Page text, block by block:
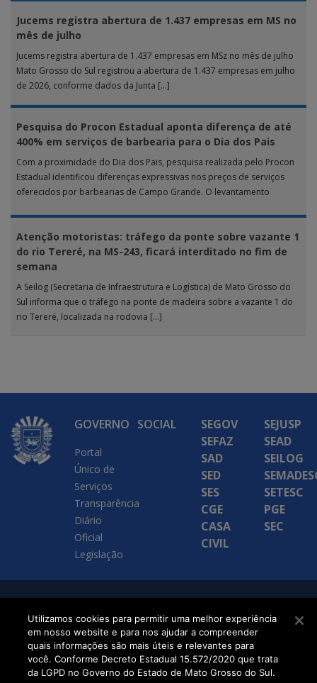
Jucems registra abertura de 1.437 empresas em MS no
mês de julho
Jucems registra abertura de 1.437 empresas em MSz no mês de julho
Mato Grosso do Sul registrou a abertura de 1.437 empresas em julho
de 2026, conforme dados da Junta […]
Pesquisa do Procon Estadual aponta diferença de até
400% em serviços de barbearia para o Dia dos Pais
Com a proximidade do Dia dos Pais, pesquisa realizada pelo Procon
Estadual identificou diferenças expressivas nos preços de serviços
oferecidos por barbearias de Campo Grande. O levantamento
Atenção motoristas: tráfego da ponte sobre vazante 1
do rio Tereré, na MS-243, ficará interditado no fim de
semana
A Seilog (Secretaria de Infraestrutura e Logística) de Mato Grosso do
Sul informa que o tráfego na ponte de madeira sobre a vazante 1 do
rio Tereré, localizada na rodovia […]
GOVERNO
Portal
Único de
Serviços
Transparência
Diário
Oficial
Legislação
SOCIAL
SEGOV
SEFAZ
SAD
SED
SES
CGE
CASA
CIVIL
SEJUSP
SEAD
SEILOG
SETESC
PGE
SEC
Executiva de
Transformação Digital
Utilizamos cookies para permitir uma melhor experiência
em nosso website e para nos ajudar a compreender
quais informações são mais úteis e relevantes para
você. Conforme Decreto Estadual 15.572/2020 que trata
da LGPD no Governo do Estado de Mato Grosso do Sul.